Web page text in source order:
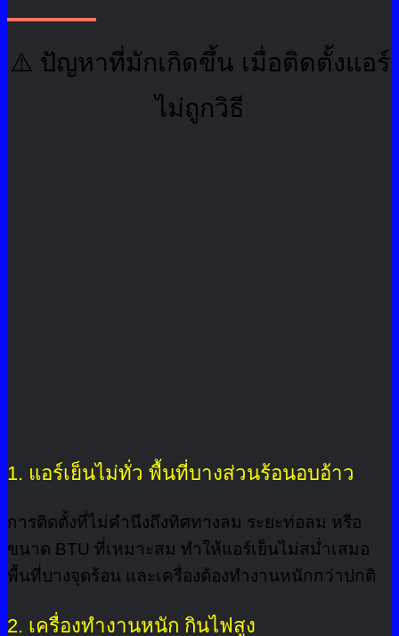
⚠️ ปัญหาที่มักเกิดขึ้น เมื่อติดตั้งแอร์
ไม่ถูกวิธี
1. แอร์เย็นไม่ทั่ว พื้นที่บางส่วนร้อนอบอ้าว
การติดตั้งที่ไม่คำนึงถึงทิศทางลม ระยะท่อลม หรือ
ขนาด BTU ที่เหมาะสม ทำให้แอร์เย็นไม่สม่ำเสมอ
พื้นที่บางจุดร้อน และเครื่องต้องทำงานหนักกว่าปกติ
2. เครื่องทำงานหนัก กินไฟสูง